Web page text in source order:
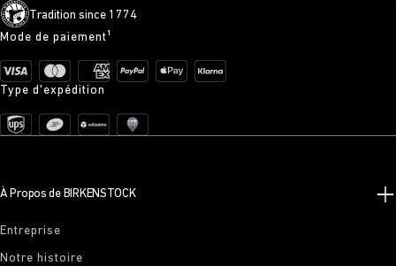
Tradition since 1774
Mode de paiement¹
Type d'expédition
À Propos de BIRKENSTOCK
Entreprise
Notre histoire